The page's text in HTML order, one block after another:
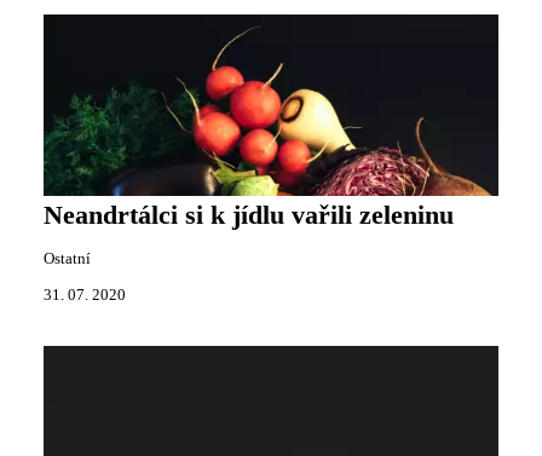
Neandrtálci si k jídlu vařili zeleninu
Ostatní
31. 07. 2020